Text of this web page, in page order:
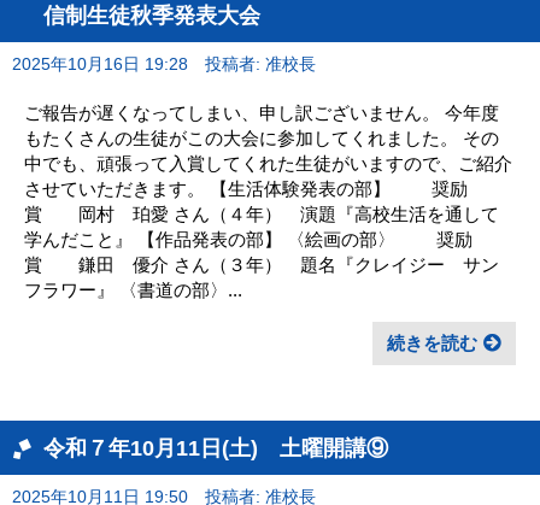
信制生徒秋季発表大会
2025年10月16日 19:28 投稿者: 准校長
ご報告が遅くなってしまい、申し訳ございません。 今年度
もたくさんの生徒がこの大会に参加してくれました。 その
中でも、頑張って入賞してくれた生徒がいますので、ご紹介
させていただきます。 【生活体験発表の部】 奨励
賞 岡村 珀愛 さん（４年） 演題『高校生活を通して
学んだこと』 【作品発表の部】 〈絵画の部〉 奨励
賞 鎌田 優介 さん（３年） 題名『クレイジー サン
フラワー』 〈書道の部〉...
続きを読む
令和７年10月11日(土) 土曜開講⑨
2025年10月11日 19:50 投稿者: 准校長